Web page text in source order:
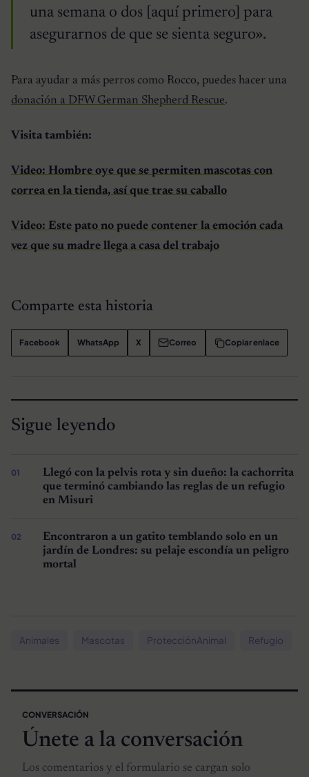
una semana o dos [aquí primero] para
asegurarnos de que se sienta seguro».
Para ayudar a más perros como Rocco, puedes hacer una
donación a DFW German Shepherd Rescue.
Visita también:
Video: Hombre oye que se permiten mascotas con
correa en la tienda, así que trae su caballo
Video: Este pato no puede contener la emoción cada
vez que su madre llega a casa del trabajo
Comparte esta historia
Facebook WhatsApp X Correo Copiar enlace
Sigue leyendo
Llegó con la pelvis rota y sin dueño: la cachorrita
que terminó cambiando las reglas de un refugio
en Misuri
Encontraron a un gatito temblando solo en un
jardín de Londres: su pelaje escondía un peligro
mortal
Animales Mascotas ProtecciónAnimal Refugio
CONVERSACIÓN
Únete a la conversación
Los comentarios y el formulario se cargan solo